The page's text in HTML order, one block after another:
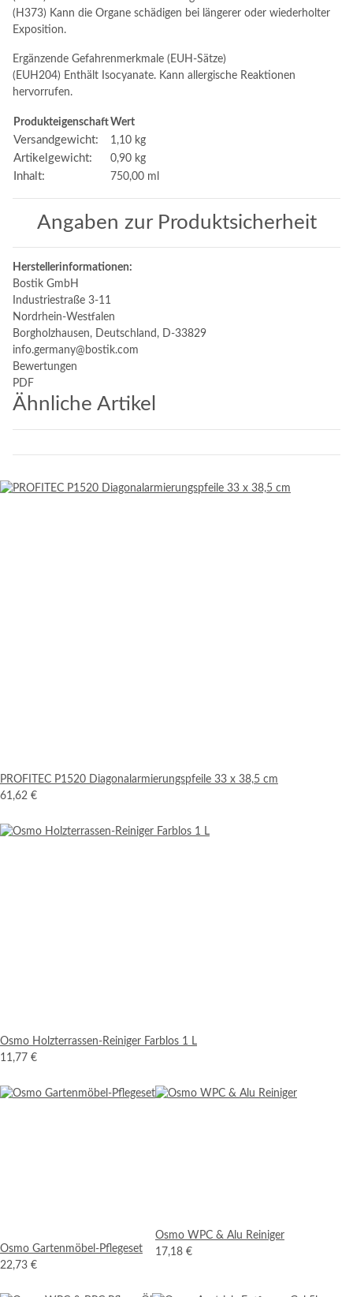
(H373) Kann die Organe schädigen bei längerer oder wiederholter
Exposition.
Ergänzende Gefahrenmerkmale (EUH-Sätze)
(EUH204) Enthält Isocyanate. Kann allergische Reaktionen
hervorrufen.
ProdukteigenschaftWert
Versandgewicht: 1,10 kg
Artikelgewicht: 0,90 kg
Inhalt: 750,00 ml
Angaben zur Produktsicherheit
Herstellerinformationen:
Bostik GmbH
Industriestraße 3-11
Nordrhein-Westfalen
Borgholzhausen, Deutschland, D-33829
info.germany@bostik.com
Bewertungen
PDF
Ähnliche Artikel
PROFITEC P1520 Diagonalarmierungspfeile 33 x 38,5 cm
61,62 €
Osmo Holzterrassen-Reiniger Farblos 1 L
11,77 €
Osmo Gartenmöbel-Pflegeset
22,73 €
Osmo WPC & Alu Reiniger
17,18 €